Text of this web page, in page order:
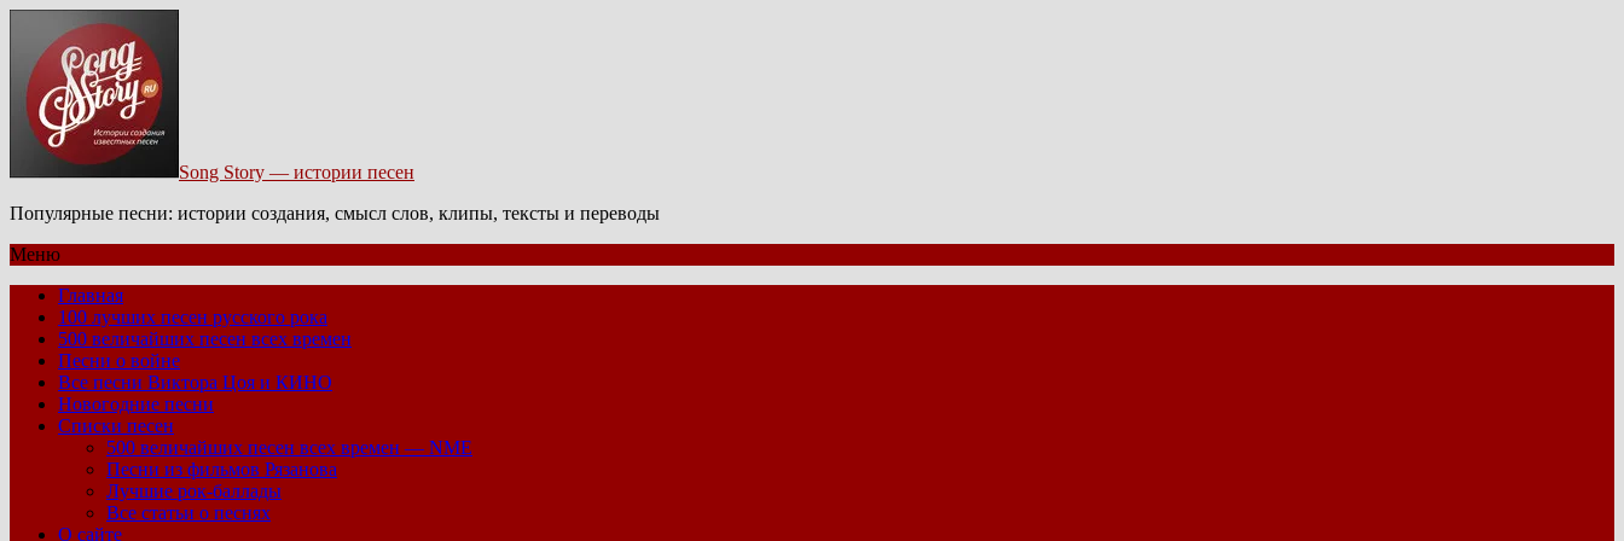
Song Story — истории песен
Популярные песни: истории создания, смысл слов, клипы, тексты и переводы
Меню
Главная
100 лучших песен русского рока
500 величайших песен всех времен
Песни о войне
Все песни Виктора Цоя и КИНО
Новогодние песни
Списки песен
500 величайших песен всех времен — NME
Песни из фильмов Рязанова
Лучшие рок-баллады
Все статьи о песнях
О сайте